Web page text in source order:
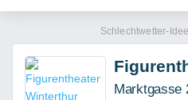
Schlechtwetter-
Marktgasse